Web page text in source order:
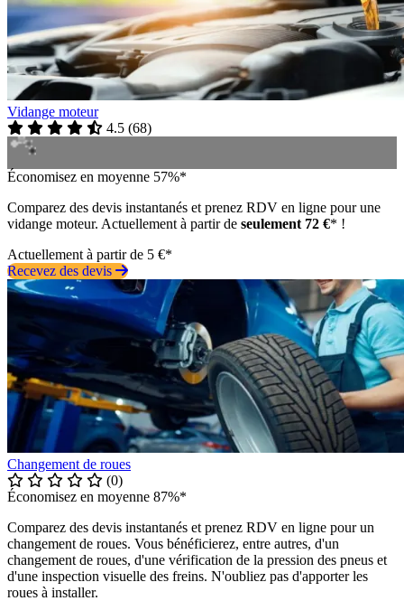
Vidange moteur
4.5 (68)
Économisez en moyenne 57%*
Comparez des devis instantanés et prenez RDV en ligne pour une
vidange moteur. Actuellement à partir de seulement 72 €* !
Actuellement à partir de 5 €*
Recevez des devis
Changement de roues
(0)
Économisez en moyenne 87%*
Comparez des devis instantanés et prenez RDV en ligne pour un
changement de roues. Vous bénéficierez, entre autres, d'un
changement de roues, d'une vérification de la pression des pneus et
d'une inspection visuelle des freins. N'oubliez pas d'apporter les
roues à installer.